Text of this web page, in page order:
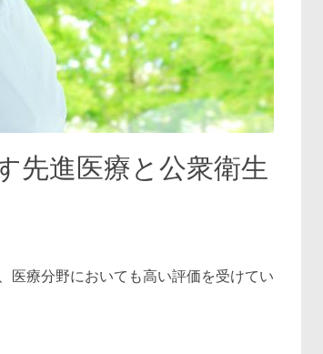
先進医療と公衆衛生
医療分野においても高い評価を受けてい